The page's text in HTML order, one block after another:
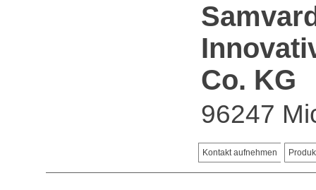
Co. KG
96247
Kontakt aufnehmen